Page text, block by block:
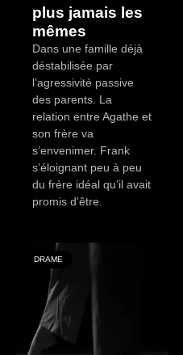
plus jamais les
mêmes
Dans une famille déjà
déstabilisée par
l’agressivité passive
des parents. La
relation entre Agathe et
son frère va
s’envenimer. Frank
s’éloignant peu à peu
du frère idéal qu’il avait
promis d’être.
DRAME